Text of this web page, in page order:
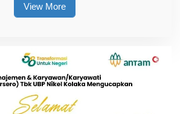
View More